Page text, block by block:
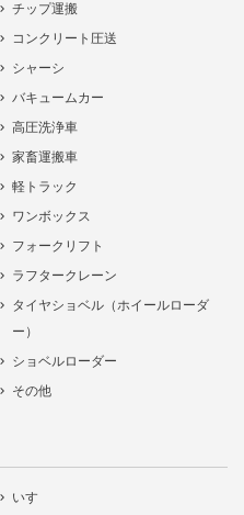
チップ運搬
コンクリート圧送
シャーシ
バキュームカー
高圧洗浄車
家畜運搬車
軽トラック
ワンボックス
フォークリフト
ラフタークレーン
タイヤショベル（ホイールローダ
ー）
ショベルローダー
その他
いすゞ